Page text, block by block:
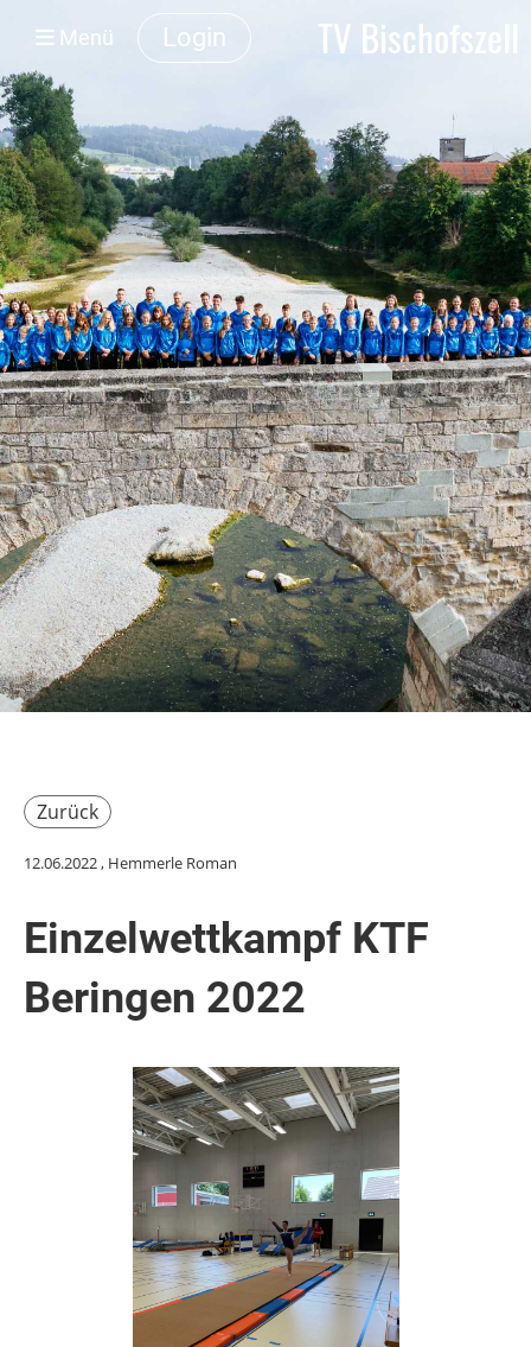
TV Bischofszell
Login
Menü
Zurück
12.06.2022, Hemmerle Roman
Einzelwettkampf KTF
Beringen 2022